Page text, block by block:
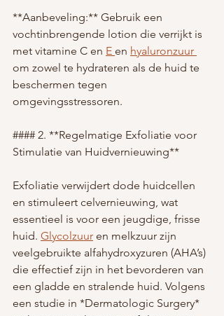
**Aanbeveling:** Gebruik een
vochtinbrengende lotion die verrijkt is
met vitamine C en E en hyaluronzuur
om zowel te hydrateren als de huid te
beschermen tegen
omgevingsstressoren.
#### 2. **Regelmatige Exfoliatie voor
Stimulatie van Huidvernieuwing**
Exfoliatie verwijdert dode huidcellen
en stimuleert celvernieuwing, wat
essentieel is voor een jeugdige, frisse
huid. Glycolzuur en melkzuur zijn
veelgebruikte alfahydroxyzuren (AHA’s)
die effectief zijn in het bevorderen van
een gladde en stralende huid. Volgens
een studie in *Dermatologic Surgery*